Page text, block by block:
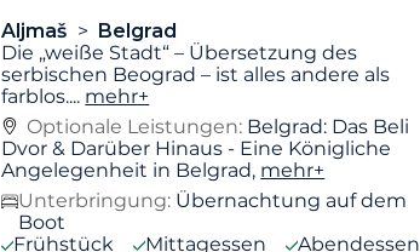
Aljmaš
Belgrad
Die „weiße Stadt“ – Übersetzung des
serbischen Beograd – ist alles andere als
farblos.... mehr+
Optionale Leistungen: Belgrad: Das Beli
Dvor & Darüber Hinaus - Eine Königliche
Angelegenheit in Belgrad, mehr+
Unterbringung: Übernachtung auf dem
Boot
Frühstück
Mittagessen Abendessen